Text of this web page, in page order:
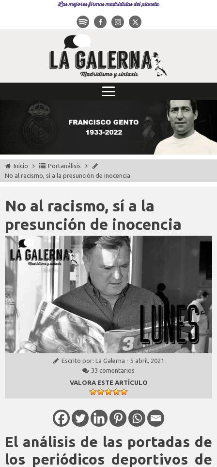
Las mejores firmas madridistas del planeta
Inicio
Portanálisis
No al racismo, sí a la presunción de inocencia
No al racismo, sí a la
presunción de inocencia
Escrito por: La Galerna - 5 abril, 2021
33 comentarios
VALORA ESTE ARTÍCULO
El análisis de las portadas de
los periódicos deportivos de